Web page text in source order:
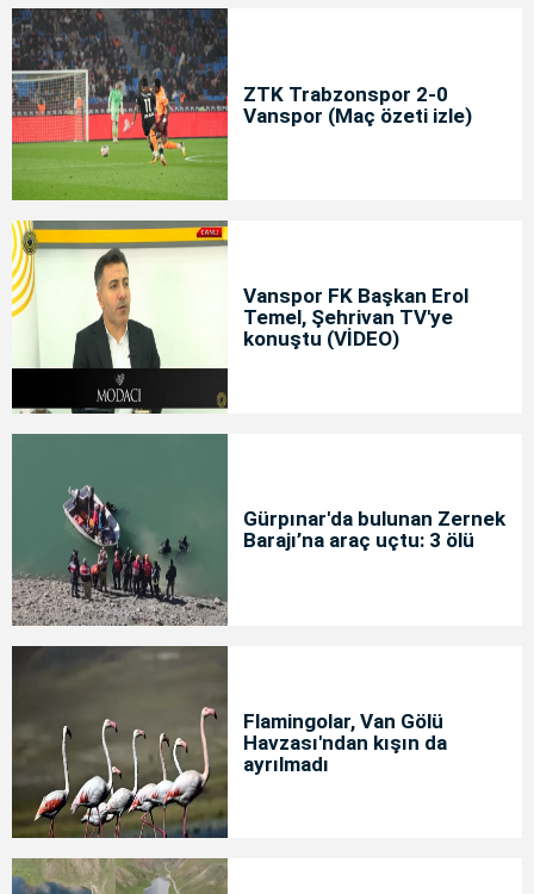
ZTK Trabzonspor 2-0
Vanspor (Maç özeti izle)
Vanspor FK Başkan Erol
Temel, Şehrivan TV'ye
konuştu (VİDEO)
Gürpınar'da bulunan Zernek
Barajı’na araç uçtu: 3 ölü
Flamingolar, Van Gölü
Havzası'ndan kışın da
ayrılmadı